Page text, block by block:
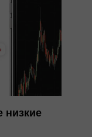
низкие